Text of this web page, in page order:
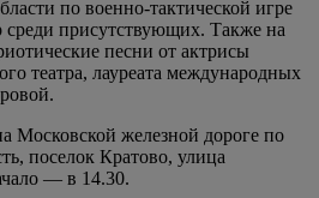
по военно-тактической игре
среди присутствующих. Также на
песни от актрисы
театра, лауреата международных
Московской железной дороге по
поселок Кратово, улица
— в 14.30.